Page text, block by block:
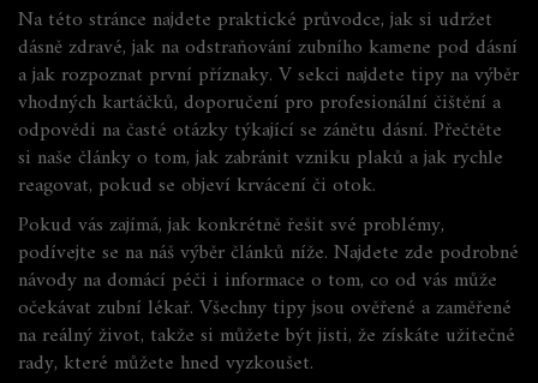
Na této stránce najdete praktické průvodce, jak si udržet
dásně zdravé, jak na odstraňování zubního kamene pod dásní
a jak rozpoznat první příznaky. V sekci najdete tipy na výběr
vhodných kartáčků, doporučení pro profesionální čištění a
odpovědi na časté otázky týkající se zánětu dásní. Přečtěte
si naše články o tom, jakzabránit vzniku plaků a jak rychle
reagovat, pokud se objeví krvácení či otok.
Pokud vás zajímá, jak konkrétně řešit své problémy,
podívejte se na náš výběr článků níže. Najdete zde podrobné
návody na domácí péči i informace o tom, co od vás může
očekávat zubní lékař. Všechny tipy jsou ověřené a zaměřené
na reálný život, takže si můžete být jisti, že získáte užitečné
rady, které můžete hned vyzkoušet.